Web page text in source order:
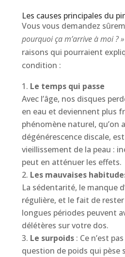
Les causes principales du
Vous vous demandez
pourquoi ça m’arrive à moi ? »
raisons qui pourraient
condition :
Le temps qui passe
Avec l’âge, nos disques
en eau et deviennent plus
phénomène naturel, qu’on
dégénérescence discale,
vieillissement de la peau :
peut en atténuer les effets.
Les mauvaises
La sédentarité, le manque
régulière, et le fait de
longues périodes peuvent
délétères sur votre dos.
Le surpoids : Ce n’est
question de poids qui pèse